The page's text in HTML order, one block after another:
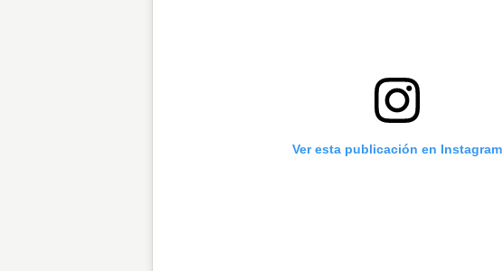
Ver esta publicación en Instagram